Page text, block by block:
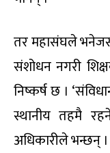
तर महासंघले
संशोधन नगरी
निष्कर्ष छ ।
स्थानीय तहमै
अधिकारीले भन्छन् ।